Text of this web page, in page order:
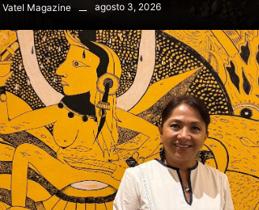
Vatel Magazine agosto 3, 2026